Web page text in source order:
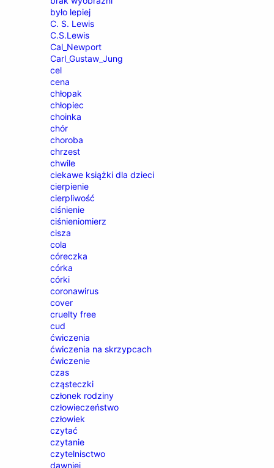
było lepiej
C. S. Lewis
C.S.Lewis
Cal_Newport
Carl_Gustaw_Jung
cel
cena
chłopak
chłopiec
choinka
chór
choroba
chrzest
chwile
ciekawe książki dla dzieci
cierpienie
cierpliwość
ciśnienie
ciśnieniomierz
cisza
cola
córeczka
córka
córki
coronawirus
cover
cruelty free
cud
ćwiczenia
ćwiczenia na skrzypcach
ćwiczenie
czas
cząsteczki
członek rodziny
człowieczeństwo
człowiek
czytać
czytanie
czytelnisctwo
dawniej